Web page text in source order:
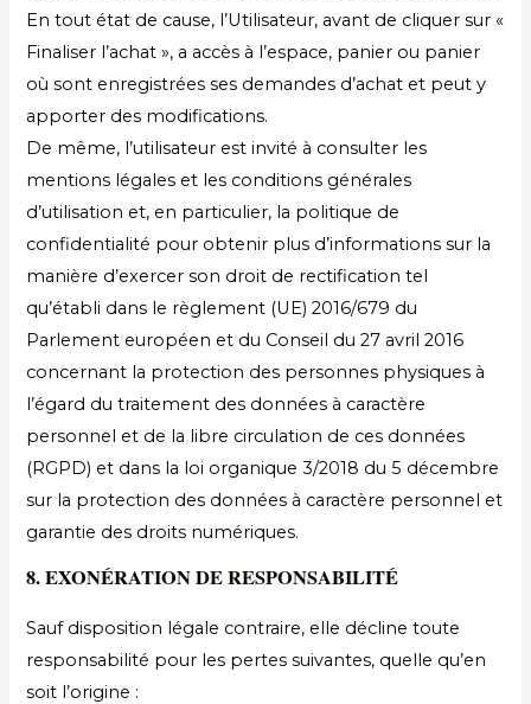
En tout état de cause, l’Utilisateur, avant de cliquer sur «
Finaliser l’achat », a accès à l’espace, panier ou panier
où sont enregistrées ses demandes d’achat et peut y
apporter des modifications.
De même, l’utilisateur est invité à consulter les
mentions légales et les conditions générales
d’utilisation et, en particulier, la politique de
confidentialité pour obtenir plus d’informations sur la
manière d’exercer son droit de rectification tel
qu’établi dans le règlement (UE) 2016/679 du
Parlement européen et du Conseil du 27 avril 2016
concernant la protection des personnes physiques à
l’égard du traitement des données à caractère
personnel et de la libre circulation de ces données
(RGPD) et dans la loi organique 3/2018 du 5 décembre
sur la protection des données à caractère personnel et
garantie des droits numériques.
8. EXONÉRATION DE RESPONSABILITÉ
Sauf disposition légale contraire, elle décline toute
responsabilité pour les pertes suivantes, quelle qu’en
soit l’origine :